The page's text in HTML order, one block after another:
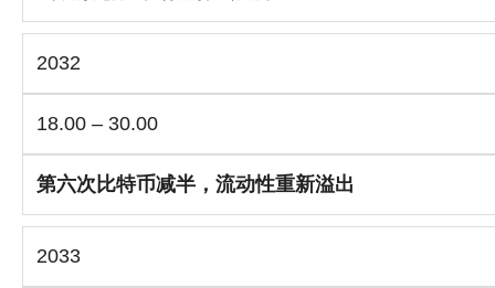
2032
18.00 – 30.00
第六次比特币减半，流动性重新溢出
2033